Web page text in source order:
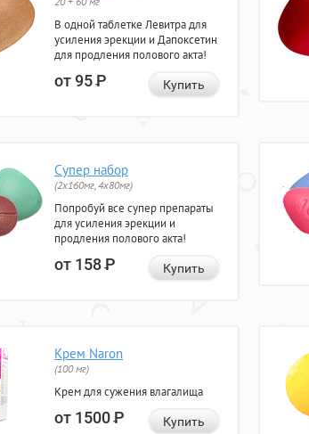
В одной таблетке Левитра для
усиления эрекции и Дапоксетин
для продления полового акта!
от 95Р Купить
Супер набор
(2х160мг, 4х80мг)
Попробуй все супер препараты
для усиления эрекции и
продления полового акта!
от 158Р Купить
Крем Naron
(100 мг)
Крем для сужения влагалища
от 1500Р Купить